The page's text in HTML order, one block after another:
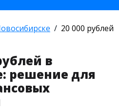
20 000 рублей
в
решение для